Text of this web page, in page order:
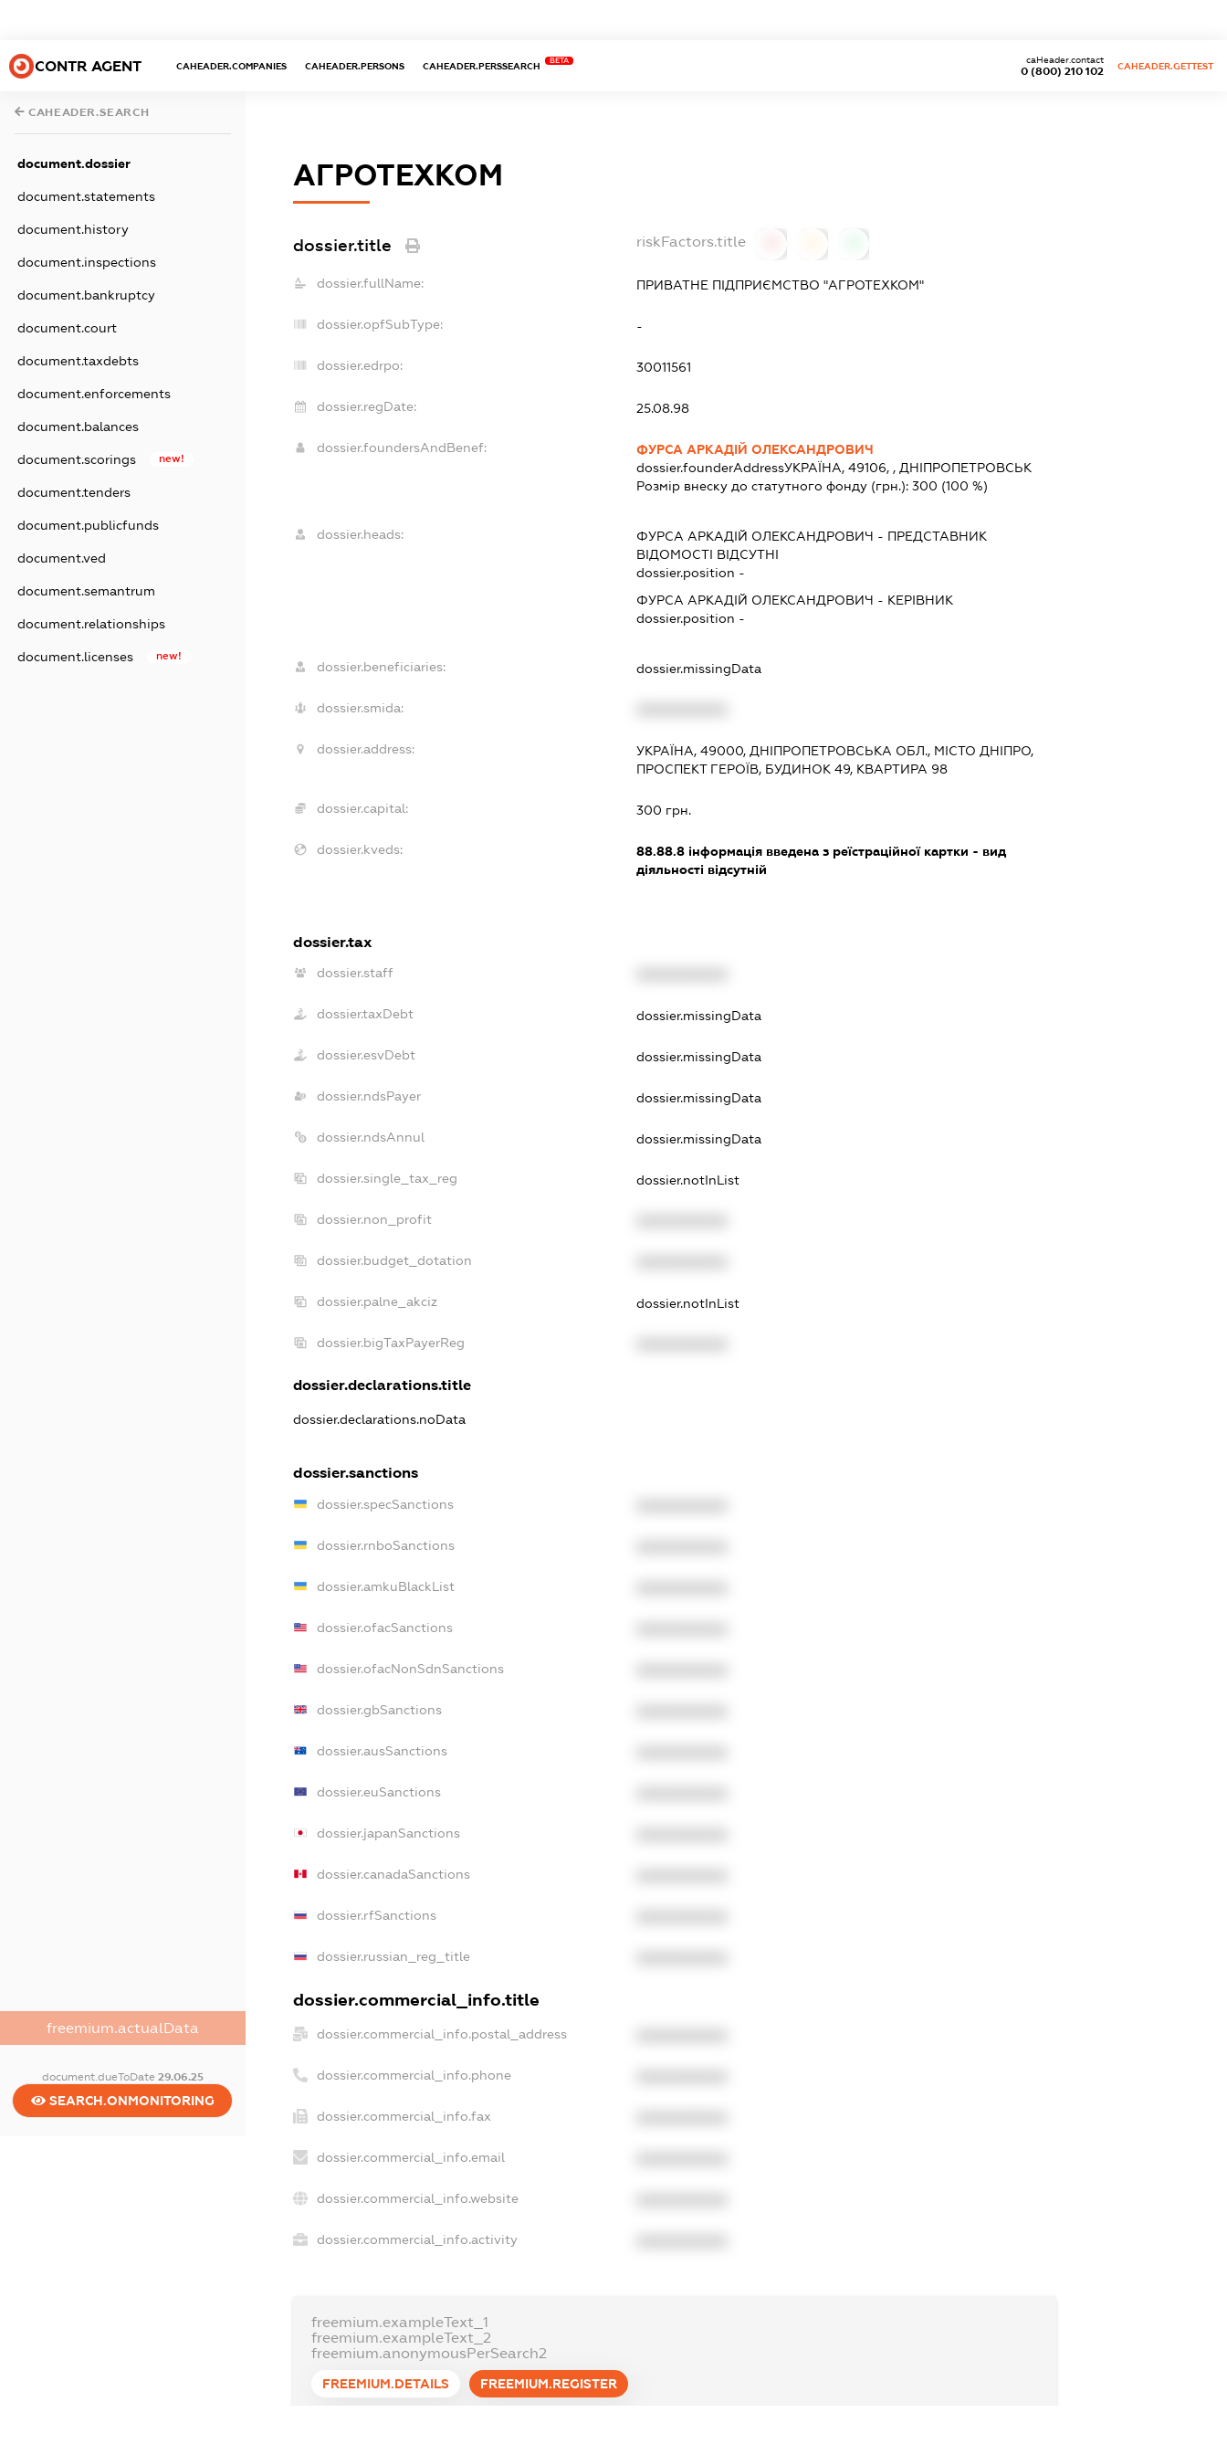
CONTR AGENT CAHEADER.COMPANIES CAHEADER.PERSONS CAHEADER.PERSSEARCH
BETA
0 (800) 210 102
caHeader.contact
CAHEADER.GETTEST
CAHEADER.SEARCH
document.dossier
document.statements
document.history
document.inspections
document.bankruptcy
document.court
document.taxdebts
document.enforcements
document.balances
document.scorings new!
document.tenders
document.publicfunds
document.ved
document.semantrum
document.relationships
document.licenses new!
freemium.actualData
document.dueToDate 29.06.25
SEARCH.ONMONITORING
АГРОТЕХКОМ
dossier.title riskFactors.title
dossier.fullName: ПРИВАТНЕ ПІДПРИЄМСТВО "АГРОТЕХКОМ"
dossier.opfSubType: -
dossier.edrpo: 30011561
dossier.regDate: 25.08.98
dossier.foundersAndBenef:
ФУРСА АРКАДІЙ ОЛЕКСАНДРОВИЧ
dossier.founderAddressУКРАЇНА, 49106, , ДНІПРОПЕТРОВСЬК
Розмір внеску до статутного фонду (грн.):300 (100 %)
dossier.heads: ФУРСА АРКАДІЙ ОЛЕКСАНДРОВИЧ - ПРЕДСТАВНИК
ВІДОМОСТІ ВІДСУТНІ
dossier.position -
ФУРСА АРКАДІЙ ОЛЕКСАНДРОВИЧ - КЕРІВНИК
dossier.position -
dossier.beneficiaries: dossier.missingData
dossier.smida:
dossier.address:
УКРАЇНА, 49000, ДНІПРОПЕТРОВСЬКА ОБЛ., МІСТО ДНІПРО,
ПРОСПЕКТ ГЕРОЇВ, БУДИНОК 49, КВАРТИРА 98
dossier.capital: 300 грн.
dossier.kveds: 88.88.8 інформація введена з реїстраційної картки - вид
діяльності відсутній
dossier.tax
dossier.staff
dossier.taxDebt dossier.missingData
dossier.esvDebt dossier.missingData
dossier.ndsPayer dossier.missingData
dossier.ndsAnnul dossier.missingData
dossier.single_tax_reg dossier.notInList
dossier.non_profit
dossier.budget_dotation
dossier.palne_akciz dossier.notInList
dossier.bigTaxPayerReg
dossier.declarations.title
dossier.declarations.noData
dossier.sanctions
dossier.specSanctions
dossier.rnboSanctions
dossier.amkuBlackList
dossier.ofacSanctions
dossier.ofacNonSdnSanctions
dossier.gbSanctions
dossier.ausSanctions
dossier.euSanctions
dossier.japanSanctions
dossier.canadaSanctions
dossier.rfSanctions
dossier.russian_reg_title
dossier.commercial_info.title
dossier.commercial_info.postal_address
dossier.commercial_info.phone
dossier.commercial_info.fax
dossier.commercial_info.email
dossier.commercial_info.website
dossier.commercial_info.activity
freemium.exampleText_1
freemium.exampleText_2
freemium.anonymousPerSearch2
FREEMIUM.DETAILS FREEMIUM.REGISTER